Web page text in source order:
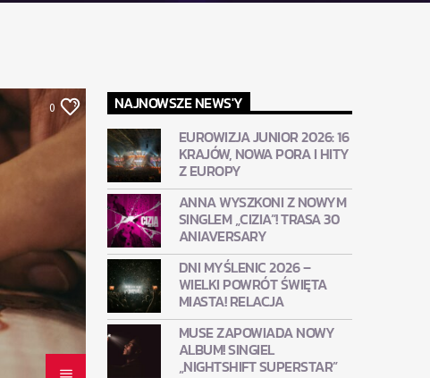
0
NAJNOWSZE NEWS'Y
EUROWIZJA JUNIOR 2026: 16
KRAJÓW, NOWA PORA I HITY
Z EUROPY
ANNA WYSZKONI Z NOWYM
SINGLEM „CIZIA”! TRASA 30
ANIAVERSARY
DNI MYŚLENIC 2026 –
WIELKI POWRÓT ŚWIĘTA
MIASTA! RELACJA
MUSE ZAPOWIADA NOWY
ALBUM! SINGIEL
„NIGHTSHIFT SUPERSTAR”